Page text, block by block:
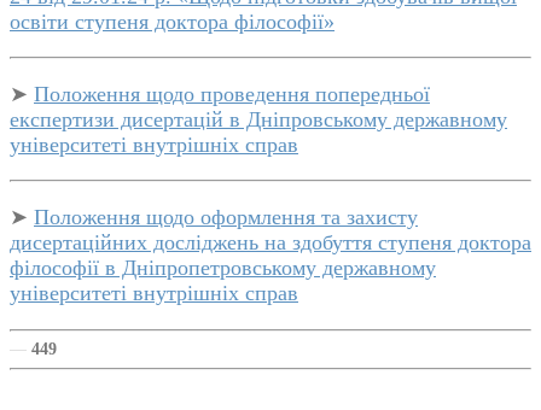
освіти ступеня доктора філософії»
➤ Положення щодо проведення попередньої
експертизи дисертацій в Дніпровському державному
університеті внутрішніх справ
➤ Положення щодо оформлення та захисту
дисертаційних досліджень на здобуття ступеня доктора
філософії в Дніпропетровському державному
університеті внутрішніх справ
— 449